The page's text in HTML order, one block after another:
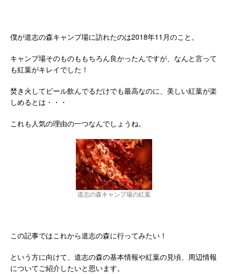
僕が道志の森キャンプ場に訪れたのは2018年11月のこと。
キャンプ場そのものももちろん良かったんですが、なんと言って
も紅葉がキレイでした！
焚き火してビール飲んでるだけでも最高なのに、美しい紅葉が楽
しめるとは・・・
これも人気の理由の一つなんでしょうね。
道志の森キャンプ場の紅葉
この記事ではこれから道志の森に行ってみたい！
という方に向けて、道志の森の基本情報や紅葉の見頃、周辺情報
についてご紹介したいと思います。